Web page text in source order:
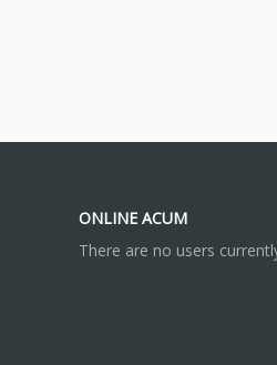
ONLINE ACUM
There are no users